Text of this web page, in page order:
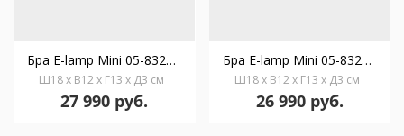
Бра E-lamp Mini 05-8329-14-81
Ш18 x В12 x Г13 x Д3 см
27 990 руб.
Бра E-lamp Mini 05-8329-14-EU
Ш18 x В12 x Г13 x Д3 см
26 990 руб.